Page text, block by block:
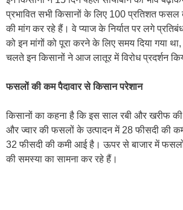
प्रभावित सभी किसानों के लिए 100 प्रतिशत
की मांग कर रहे हैं। वे प्याज के निर्यात पर लगे
को इन मांगों को पूरा करने के लिए समय दिया गया
चलते इन किसानों ने आज लातूर में विरोध प्रदर्शन
फसलों की कम पैदावार से किसान परेशान
किसानों का कहना है कि इस साल रबी और खरीफ
और ज्वार की फसलों के उत्पादन में 28 फीसदी की
32 फीसदी की कमी आई है। ऊपर से बाजार में
की समस्या का सामना कर रहे हैं।